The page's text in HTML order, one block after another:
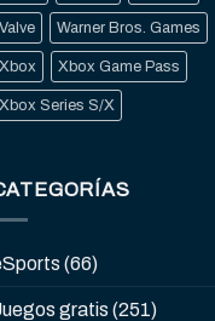
Valve Warner Bros. Games
Xbox Xbox Game Pass
Xbox Series S/X
(66)
gratis (251)